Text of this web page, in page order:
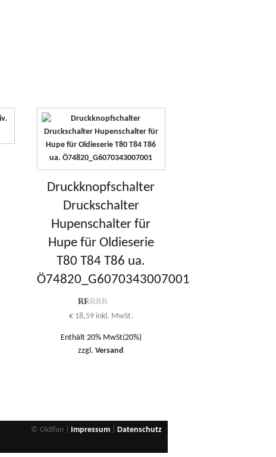
Druckknopfschalter
Druckschalter
Hupenschalter für
Hupe für Oldieserie
T80 T84 T86 ua.
Ö74820_G6070343007001
Bewertung
1.00
1
bis
5
€18,59 inkl. MwSt.
Enthält 20% MwSt(20%)
zzgl.Versand
© Oldifan | Impressum Datenschutz